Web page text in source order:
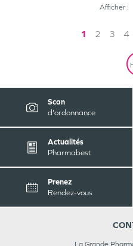
Afficher :
1 2 3 4
Scan
d'ordonnance
Actualités
Pharmabest
Prenez
Rendez-vous
La Grande